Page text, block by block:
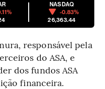
NASDAQ
-0.83%
26,363.44
responsável pela
do ASA, e
dos fundos ASA
financeira.